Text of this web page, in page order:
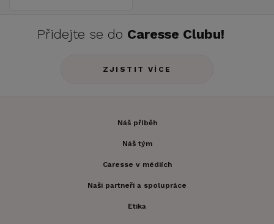
Přidejte se do Caresse Clubu!
ZJISTIT VÍCE
Náš příběh
Náš tým
Caresse v médiích
Naši partneři a spolupráce
Etika